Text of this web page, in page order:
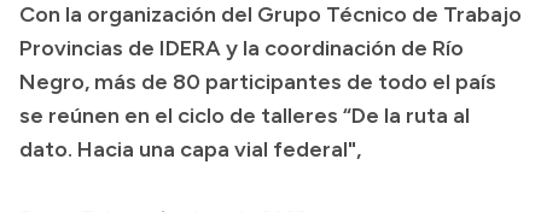
Boletín Oficial
Compras y licitaciones
Consulta de expedientes
Consulta de pago a proveedores
Con la organización del Grupo Técnico de Trabajo
Provincias de IDERA y la coordinación de Río
Negro, más de 80 participantes de todo el país
se reúnen en el ciclo de talleres “De la ruta al
dato. Hacia una capa vial federal",